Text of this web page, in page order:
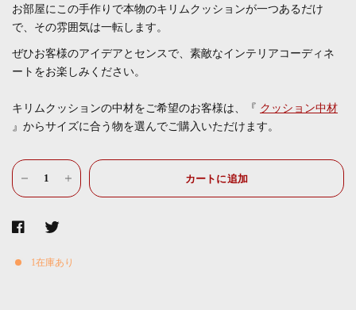
お部屋にこの手作りで本物のキリムクッションが一つあるだけ
で、その雰囲気は一転します。
ぜひお客様のアイデアとセンスで、素敵なインテリアコーディネ
ートをお楽しみください。
キリムクッションの中材をご希望のお客様は、『 クッション中材
』からサイズに合う物を選んでご購入いただけます。
カートに追加
1在庫あり